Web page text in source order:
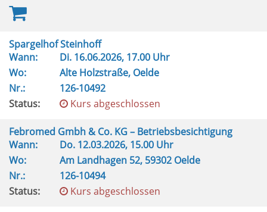
Spargelhof Steinhoff
Wann:
Di. 16.06.2026, 17.00 Uhr
Wo:
Alte Holzstraße, Oelde
Nr.:
126-10492
Status:
Kurs abgeschlossen
Febromed Gmbh & Co. KG – Betriebsbesichtigung
Wann:
Do. 12.03.2026, 15.00 Uhr
Wo:
Am Landhagen 52, 59302 Oelde
Nr.:
126-10494
Status:
Kurs abgeschlossen